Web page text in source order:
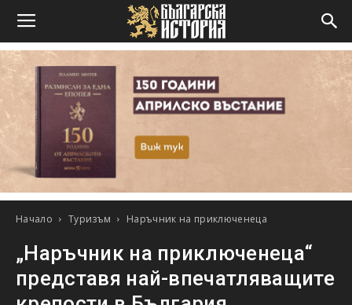
Начало Туризъм Наръчник на приключенеца
„Наръчник на приключенеца“
представя най-впечатляващите